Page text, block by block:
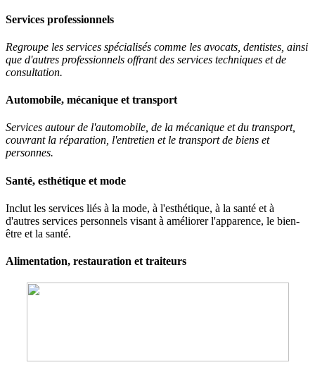
Services professionnels
Regroupe les services spécialisés comme les avocats, dentistes, ainsi
que d'autres professionnels offrant des services techniques et de
consultation.
Automobile, mécanique et transport
Services autour de l'automobile, de la mécanique et du transport,
couvrant la réparation, l'entretien et le transport de biens et
personnes.
Santé, esthétique et mode
Inclut les services liés à la mode, à l'esthétique, à la santé et à
d'autres services personnels visant à améliorer l'apparence, le bien-
être et la santé.
Alimentation, restauration et traiteurs